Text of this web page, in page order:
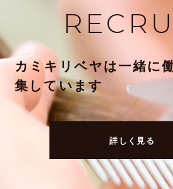
カミキリベヤは一緒に
集しています
詳しく見る